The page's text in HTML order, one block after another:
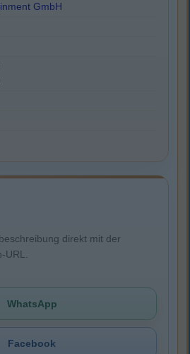
GmbH
direkt mit der
URL.
WhatsApp
Facebook